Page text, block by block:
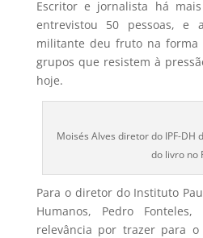
Escritor e jornalista há
entrevistou 50 pessoas,
militante deu fruto na forma
grupos que resistem à
hoje.
Moisés Alves diretor do IPF-DH
do livro no
Para o diretor do Instituto
Humanos, Pedro
relevância por trazer para